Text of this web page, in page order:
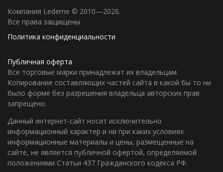
Компания Ledeme © 2010—2026.
Все права защищены.
Политика конфиденциальности
Публичная оферта
Все торговые марки принадлежат их владельцам.
Копирование составляющих частей сайта в какой бы то ни
было форме без разрешения владельца авторских прав
запрещено.
Данный интернет-сайт носит исключительно
информационный характер и ни при каких условиях
информационные материалы и цены, размещенные на
сайте, не является публичной офертой, определяемой
положениями Статьи 437 Гражданского кодекса РФ.